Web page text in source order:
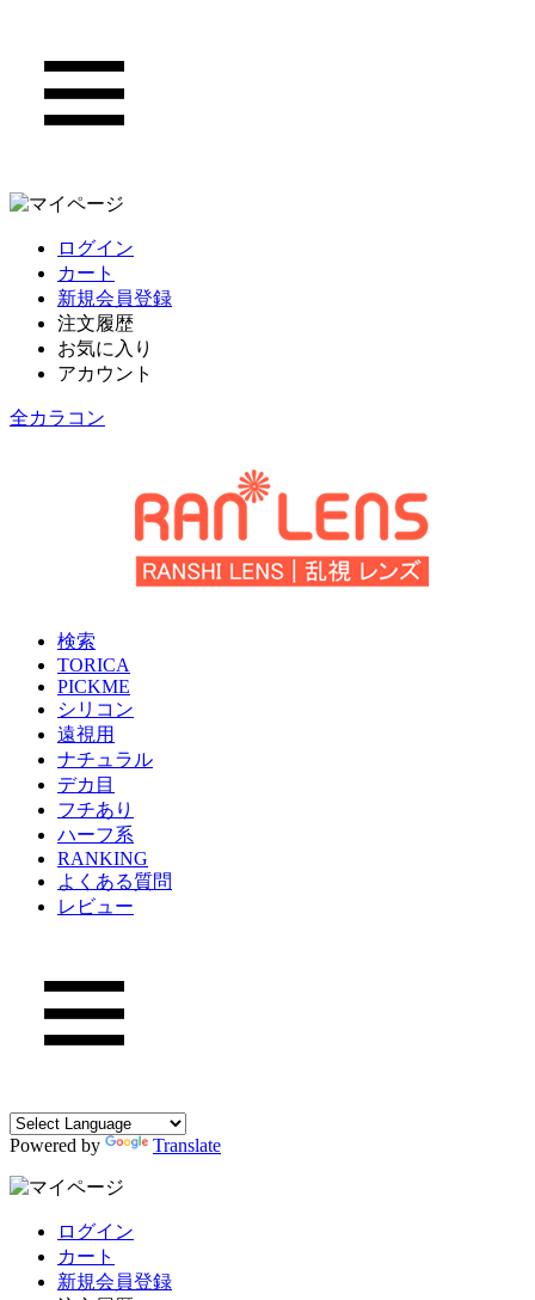
ログイン
カート
新規会員登録
注文履歴
お気に入り
アカウント
全カラコン
検索
TORICA
PICKME
シリコン
遠視用
ナチュラル
デカ目
フチあり
ハーフ系
RANKING
よくある質問
レビュー
Powered by Translate
ログイン
カート
新規会員登録